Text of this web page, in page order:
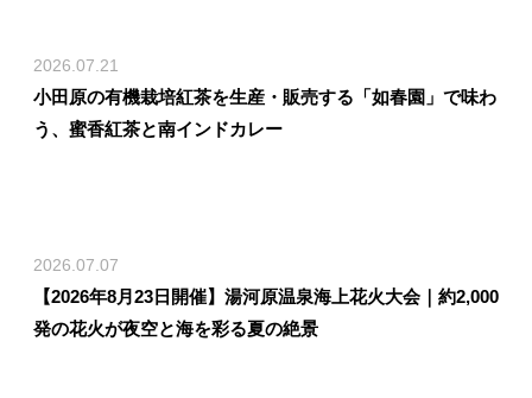
2026.07.21
小田原の有機栽培紅茶を生産・販売する「如春園」で味わ
う、蜜香紅茶と南インドカレー
2026.07.07
【2026年8月23日開催】湯河原温泉海上花火大会｜約2,000
発の花火が夜空と海を彩る夏の絶景